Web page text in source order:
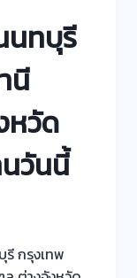
นทบุรี
นี
หวัด
วันนี้
กรุงเทพ